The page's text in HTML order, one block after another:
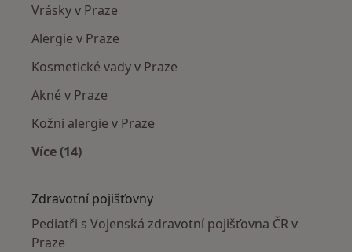
Vrásky v Praze
Alergie v Praze
Kosmetické vady v Praze
Akné v Praze
Kožní alergie v Praze
Více (14)
Zdravotní pojišťovny
Pediatři s Vojenská zdravotní pojišťovna ČR v
Praze